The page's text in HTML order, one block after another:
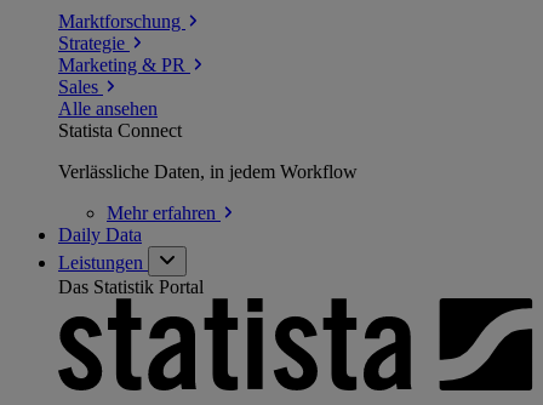
Marktforschung
Strategie
Marketing & PR
Sales
Alle ansehen
Statista Connect
Verlässliche Daten, in jedem Workflow
Mehrerfahren
Daily Data
Leistungen
Das Statistik Portal